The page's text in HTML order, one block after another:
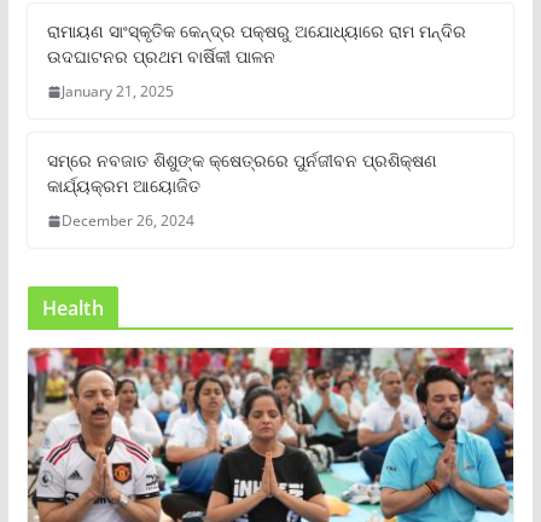
ରାମାୟଣ ସାଂସ୍କୃତିକ କେନ୍ଦ୍ର ପକ୍ଷରୁ ଅଯୋଧ୍ୟାରେ ରାମ ମନ୍ଦିର
ଉଦଘାଟନର ପ୍ରଥମ ବାର୍ଷିକୀ ପାଳନ
January 21, 2025
ସମ୍‌ରେ ନବଜାତ ଶିଶୁଙ୍କ କ୍ଷେତ୍ରରେ ପୁର୍ନଜୀବନ ପ୍ରଶିକ୍ଷଣ
କାର୍ଯ୍ୟକ୍ରମ ଆୟୋଜିତ
December 26, 2024
Health